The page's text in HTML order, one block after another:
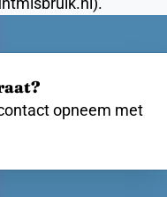
opneem met